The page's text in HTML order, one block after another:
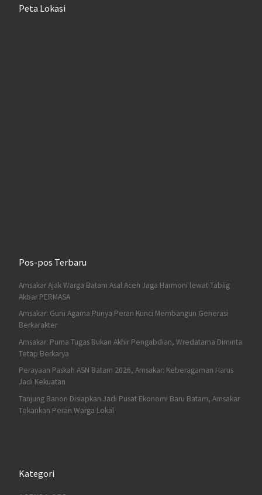
Peta Lokasi
Pos-pos Terbaru
Amsakar Ajak Warga Batam Asal Aceh Jaga Harmoni lewat Tablig
Akbar PERMASA
Amsakar: Guru Agama Punya Peran Kunci Membangun Generasi
Berkarakter
Amsakar: Purna Tugas Bukan Akhir Pengabdian, Wredatama Diminta
Tetap Berkarya
Perayaan Paskah ASN Batam 2026, Amsakar: Keberagaman Harus
Jadi Kekuatan
Tanjung Banon Disiapkan Jadi Pusat Ekonomi Baru Batam, Amsakar
Tekankan Peran Warga Lokal
Kategori